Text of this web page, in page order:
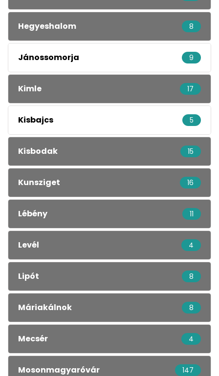
Hegyeshalom 8
Jánossomorja 9
Kimle 17
Kisbajcs 5
Kisbodak 15
Kunsziget 16
Lébény 11
Levél 4
Lipót 8
Máriakálnok 8
Mecsér 4
Mosonmagyaróvár 147